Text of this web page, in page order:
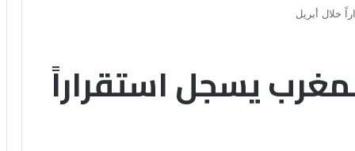
خلال أبريل
يسجل استقراراً